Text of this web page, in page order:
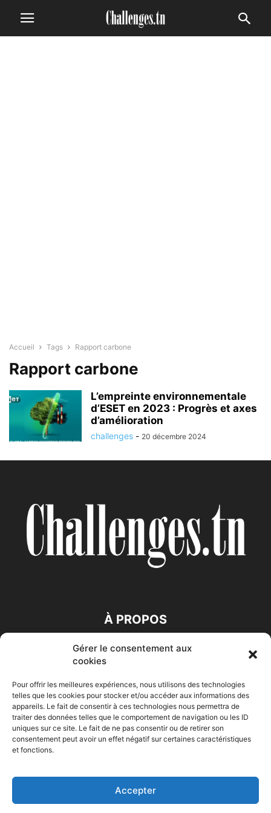
Gérer le consentement aux
cookies
Pour offrir les meilleures expériences, nous utilisons des technologies
telles que les cookies pour stocker et/ou accéder aux informations des
appareils. Le fait de consentir à ces technologies nous permettra de
traiter des données telles que le comportement de navigation ou les ID
uniques sur ce site. Le fait de ne pas consentir ou de retirer son
consentement peut avoir un effet négatif sur certaines caractéristiques
et fonctions.
Accepter
Accueil Tags Rapport carbone
Rapport carbone
L’empreinte environnementale
d’ESET en 2023 : Progrès et axes
d’amélioration
challenges - 20 décembre 2024
À PROPOS
SUIVEZ NOUS
Accueil Economie Entreprises Entrepreneur Afrique
HIGH-TECH Auto-Moto